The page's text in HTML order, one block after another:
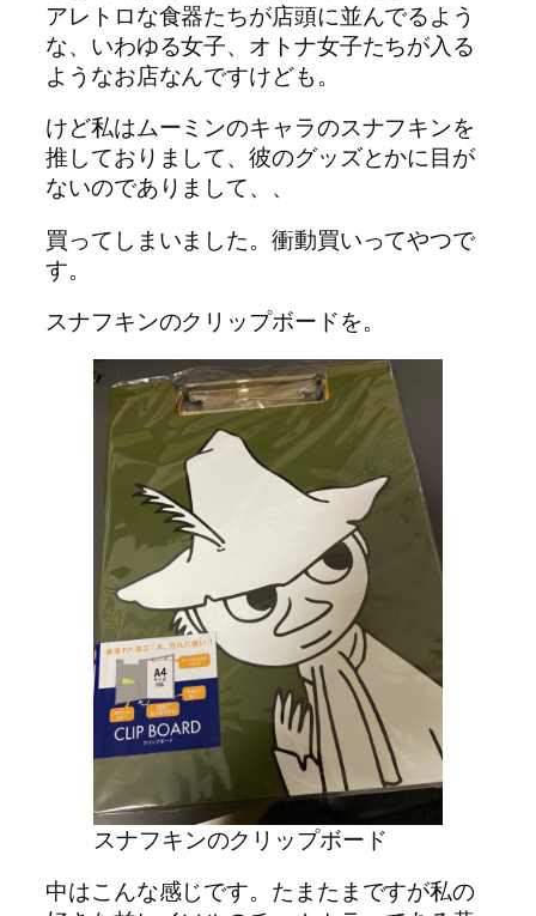
アレトロな食器たちが店頭に並んでるよう
な、いわゆる女子、オトナ女子たちが入る
ようなお店なんですけども。
けど私はムーミンのキャラのスナフキンを
推しておりまして、彼のグッズとかに目が
ないのでありまして、、
買ってしまいました。衝動買いってやつで
す。
スナフキンのクリップボードを。
スナフキンのクリップボード
中はこんな感じです。たまたまですが私の